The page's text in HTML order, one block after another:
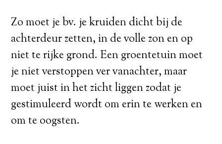
Zo moet je bv. je kruiden dicht bij de
achterdeur zetten, in de volle zon en op
niet te rijke grond. Een groentetuin moet
je niet verstoppen ver vanachter, maar
moet juist in het zicht liggen zodat je
gestimuleerd wordt om erin te werken en
om te oogsten.